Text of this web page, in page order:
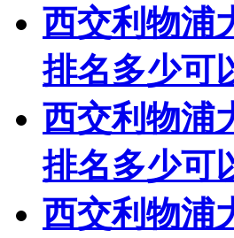
西交利物浦
排名多少可
西交利物浦
排名多少可
西交利物浦